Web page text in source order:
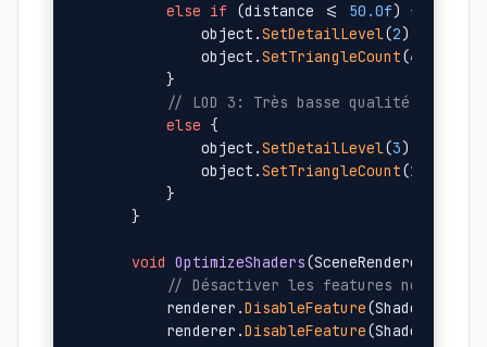
else if (distance <= 50.0f) {
            object.
SetDetailLevel(2);
            object.
SetTriangleCount(4096
        }
// LOD 3: Très basse qualité, >50m
else {
            object.
SetDetailLevel(3);
            object.
SetTriangleCount(1024
        }
    }
void OptimizeShaders(SceneRenderer&
// Désactiver les features non
        renderer.
DisableFeature
        renderer.
DisableFeature